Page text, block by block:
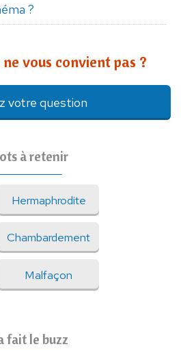
?
vous convient pas ?
votre question
à retenir
Hermaphrodite
Chambardement
Malfaçon
fait le buzz